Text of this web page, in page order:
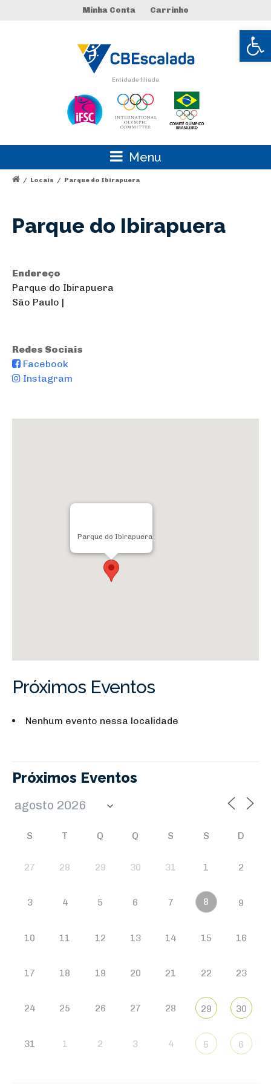
Abrir
Minha Conta Carrinho
Entidade filiada
Menu
/ Locais / Parque do Ibirapuera
Parque do Ibirapuera
Endereço
Parque do Ibirapuera
São Paulo |
Redes Sociais
Facebook
Instagram
Parque do Ibirapuera
Próximos Eventos
Nenhum evento nessa localidade
Próximos Eventos
S T Q Q S S D
27 28 29 30 31 1 2
3 4 5 6 7 8 9
10 11 12 13 14 15 16
17 18 19 20 21 22 23
24 25 26 27 28 29 30
31 1 2 3 4 5 6